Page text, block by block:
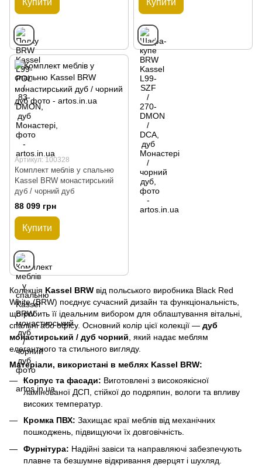
Артикул: 100328
Комплект меблів у спальню
Kassel BRW монастирський
дуб / чорний дуб
88 099 грн
Купити
Колекція Kassel BRW від польського виробника Black Red
White (BRW) поєднує сучасний дизайн та функціональність,
що робить її ідеальним вибором для облаштування вітальні,
спальні або офісу. Основний колір цієї колекції — дуб
монастирський / дуб чорний , який надає меблям
елегантного та стильного вигляду.
Матеріали, використані в меблях Kassel BRW:
Корпус та фасади: Виготовлені з високоякісної
ламінованої ДСП, стійкої до подряпин, вологи та впливу
високих температур.
Кромка ПВХ: Захищає краї меблів від механічних
пошкоджень, підвищуючи їх довговічність.
Фурнітура: Надійні завіси та направляючі забезпечують
плавне та безшумне відкривання дверцят і шухляд.